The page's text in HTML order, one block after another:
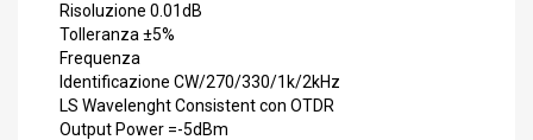
Risoluzione 0.01dB
Tolleranza ±5%
Frequenza
Identificazione CW/270/330/1k/2kHz
LS Wavelenght Consistent con OTDR
Output Power =-5dBm